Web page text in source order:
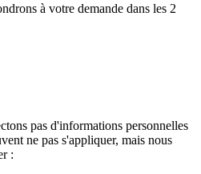
à votre demande dans les 2
pas d'informations personnelles
ne pas s'appliquer, mais nous
: